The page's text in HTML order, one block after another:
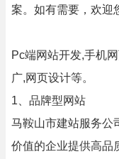
案。如有需要，欢迎
Pc端网站开发,手机
广,网页设计等。
1、品牌型网站
马鞍山市建站服务公
价值的企业提供高品